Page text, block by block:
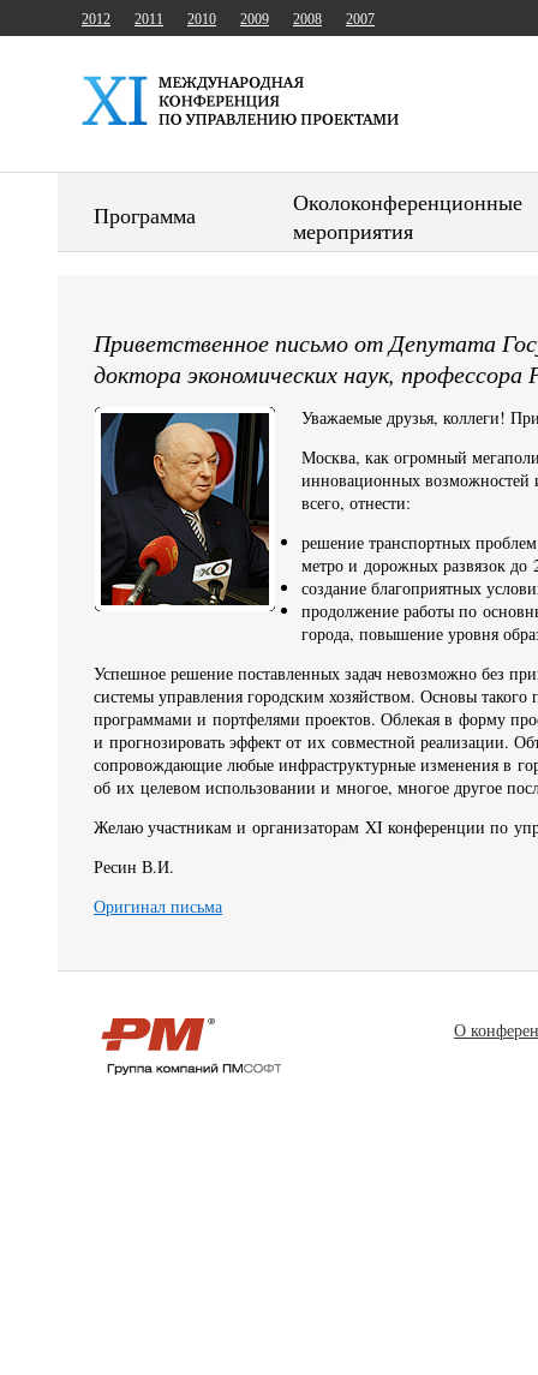
2012 2011 2010 2009 2008 2007
Программа
Околоконференционные
мероприятия
Приветственное письмо от Депутата
доктора экономических наук, профессора
Уважаемые друзья, коллеги!
Москва, как огромный
инновационных возможностей
всего, отнести:
решение транспортных
метро и дорожных развязок до
создание благоприятных
продолжение работы по
города, повышение уровня
Успешное решение поставленных задач невозможно без
системы управления городским хозяйством. Основы
программами и портфелями проектов. Облекая в форму
и прогнозировать эффект от их совместной реализации.
сопровождающие любые инфраструктурные изменения в
об их целевом использовании и многое, многое другое
Желаю участникам и организаторам XI конференции по
Ресин В.И.
Оригинал письма
О